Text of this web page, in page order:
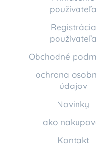
používateľa
Registrácia
používateľa
Obchodné
ochrana
údajov
Novinky
ako
Kontakt